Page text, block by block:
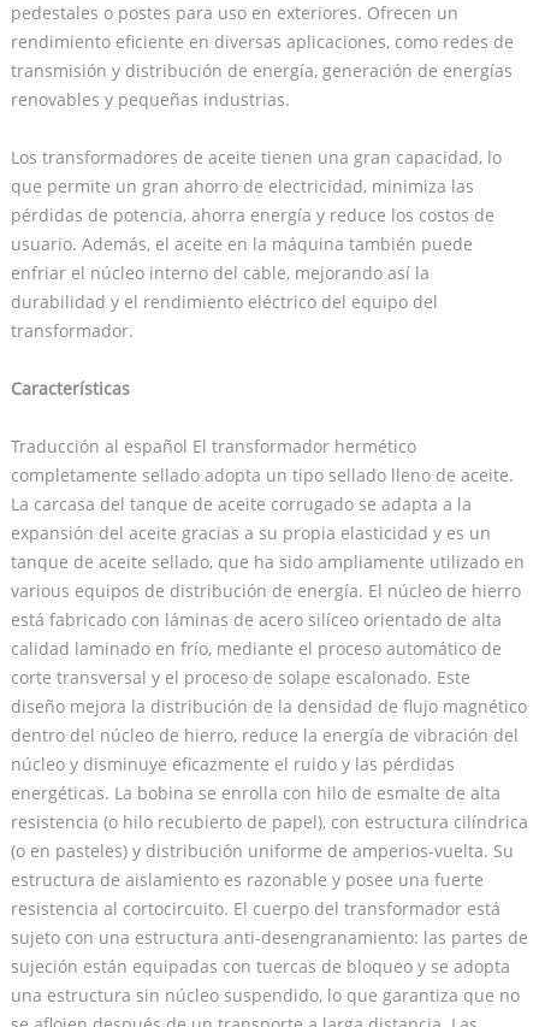
pedestales o postes para uso en exteriores. Ofrecen un
rendimiento eficiente en diversas aplicaciones, como redes de
transmisión y distribución de energía, generación de energías
renovables y pequeñas industrias.
Los transformadores de aceite tienen una gran capacidad, lo
que permite un gran ahorro de electricidad, minimiza las
pérdidas de potencia, ahorra energía y reduce los costos de
usuario. Además, el aceite en la máquina también puede
enfriar el núcleo interno del cable, mejorando así la
durabilidad y el rendimiento eléctrico del equipo del
transformador.
Características
Traducción al español El transformador hermético
completamente sellado adopta un tipo sellado lleno de aceite.
La carcasa del tanque de aceite corrugado se adapta a la
expansión del aceite gracias a su propia elasticidad y es un
tanque de aceite sellado, que ha sido ampliamente utilizado en
various equipos de distribución de energía. El núcleo de hierro
está fabricado con láminas de acero silíceo orientado de alta
calidad laminado en frío, mediante el proceso automático de
corte transversal y el proceso de solape escalonado. Este
diseño mejora la distribución de la densidad de flujo magnético
dentro del núcleo de hierro, reduce la energía de vibración del
núcleo y disminuye eficazmente el ruido y las pérdidas
energéticas. La bobina se enrolla con hilo de esmalte de alta
resistencia (o hilo recubierto de papel), con estructura cilíndrica
(o en pasteles) y distribución uniforme de amperios-vuelta. Su
estructura de aislamiento es razonable y posee una fuerte
resistencia al cortocircuito. El cuerpo del transformador está
sujeto con una estructura anti-desengranamiento: las partes de
sujeción están equipadas con tuercas de bloqueo y se adopta
una estructura sin núcleo suspendido, lo que garantiza que no